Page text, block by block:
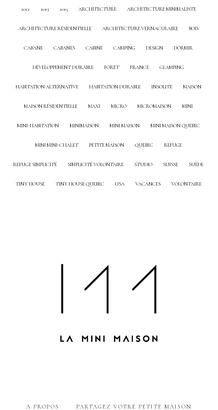
2012 2013 2015 ARCHITECTURE ARCHITECTURE MINIMALISTE
ARCHITECTURE RÉSIDENTIELLE ARCHITECTURE VERNACULAIRE BOIS
CABANE CABANES CABINE CAMPING DESIGN DORMIR
DÉVELOPPEMENT DURABLE FORÊT FRANCE GLAMPING
HABITATION ALTERNATIVE HABITATION DURABLE INSOLITE MAISON
MAISON RÉSIDENTIELLE MAXI MICRO MICROMAISON MINI
MINI-HABITATION MINIMAISON MINI MAISON MINI MAISON QUEBEC
MINI MINI-CHALET PETITE MAISON QUEBEC REFUGE
REFUGE SIMPLICITÉ SIMPLICITÉ VOLONTAIRE STUDIO SUISSE SUÈDE
TINY HOUSE TINY HOUSE QUEBEC USA VACANCES VOLONTAIRE
À PROPOS PARTAGEZ VOTRE PETITE MAISON